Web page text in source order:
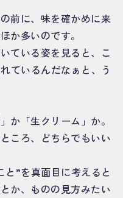
前に、味を確かめに来
か多いのです。
ている姿を見ると、こ
ているんだなぁと、う
か「生クリーム」か。
ころ、どちらでもいい
”を真面目に考えると
か、ものの見方みたい